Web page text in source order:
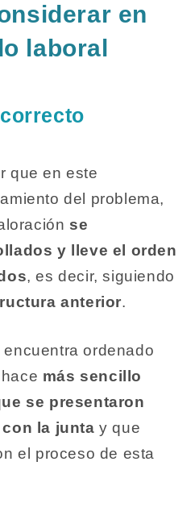
en
laboral
que en este
del problema,
se
y lleve el orden
, es decir, siguiendo
anterior.
ordenado
más sencillo
se presentaron
la junta y que
el proceso de esta